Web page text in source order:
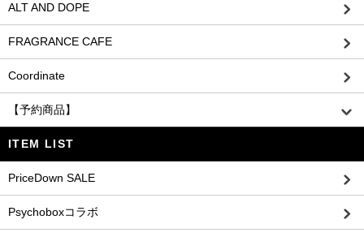
ALT AND DOPE
FRAGRANCE CAFE
Coordinate
【予約商品】
ITEM LIST
PriceDown SALE
Psychoboxコラボ